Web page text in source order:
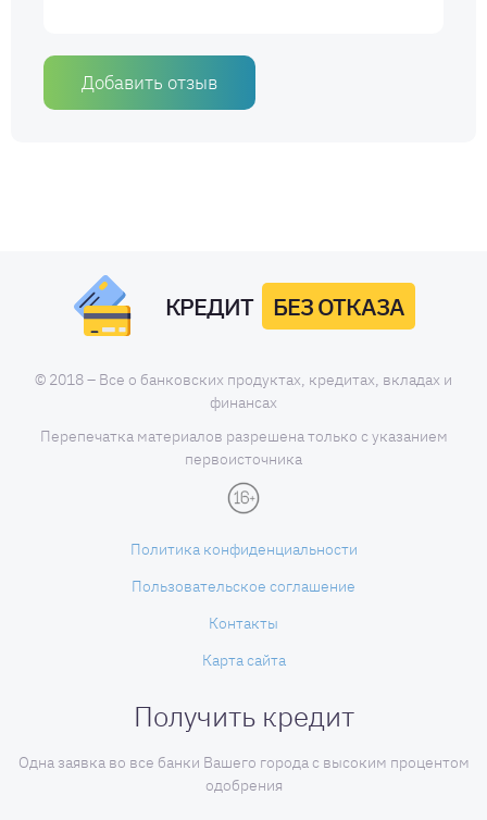
Добавить отзыв
КРЕДИТ БЕЗ ОТКАЗА
© 2018 – Все о банковских продуктах, кредитах, вкладах и
финансах
Перепечатка материалов разрешена только с указанием
первоисточника
Политика конфиденциальности
Пользовательское соглашение
Контакты
Карта сайта
Получить кредит
Одна заявка во все банки Вашего города с высоким процентом
одобрения